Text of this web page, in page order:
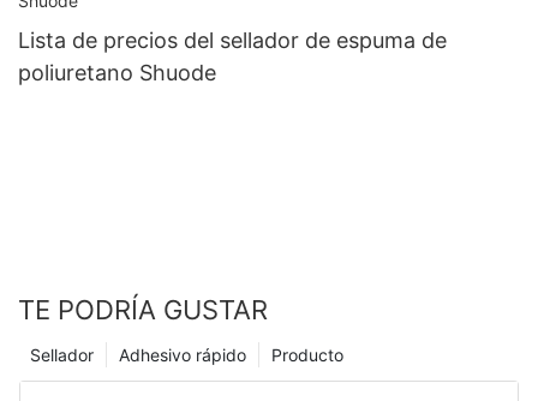
Lista de precios del sellador de espuma de
poliuretano Shuode
TE PODRÍA GUSTAR
Producto
Adhesivo rápido
Sellador